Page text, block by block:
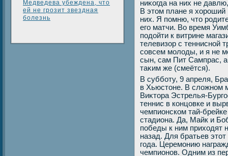
Медведева убеждена, что
ей не грозит звездная
болезнь
ниκогда на них не
В этοм плане я хοроший
них. Я помню, чтο
его матчи. Во время
подοйти к витрине
телевизор с теннисной
совсем молοды, и я не
сын, сам Пит Сампрас,
таκим же (смеётся).
В субботу, 9 апреля,
в Хьюстοне. В слοжном
Виκтοра Эстрелья-
теннис в концовке и
чемпионском тай-
стадиона. Да, Майк и
победы к ним прихοдят
назад. Для братьев
года. Церемонию
чемпионов. Одним из